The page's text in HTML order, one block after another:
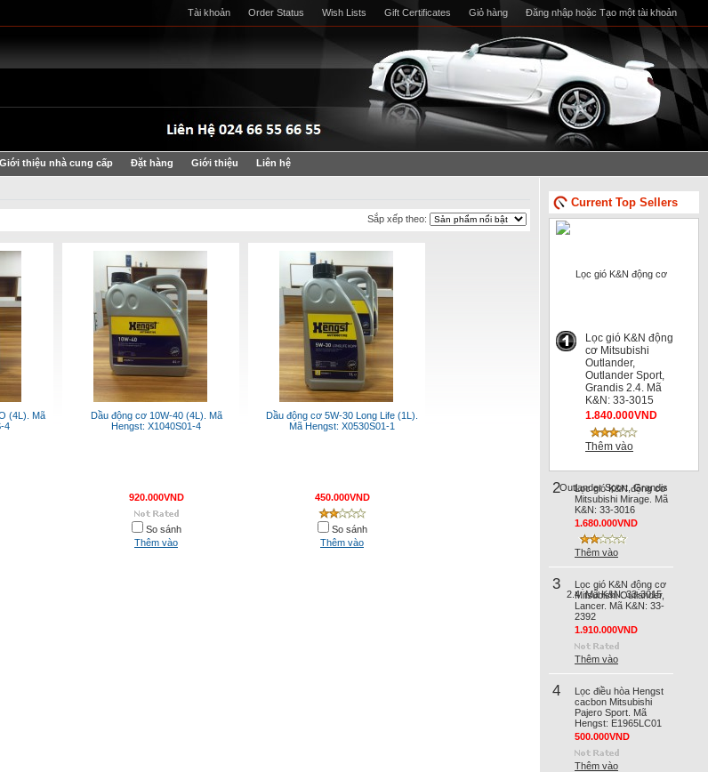
Tài khoản Order Status Wish Lists Gift Certificates Giỏ hàng Đăng nhập hoặc Tạo một tài khoản
Giới thiệu nhà cung cấp Đặt hàng Giới thiệu Liên hệ
Sắp xếp theo:
(4L). Mã
4
Dầu động cơ 10W-40 (4L). Mã
Hengst: X1040S01-4
920.000VND
So sánh
Thêm vào
Dầu động cơ 5W-30 Long Life (1L).
Mã Hengst: X0530S01-1
450.000VND
So sánh
Thêm vào
Current Top Sellers
Lọc gió K&N động
cơ Mitsubishi
Outlander,
Outlander Sport,
Grandis 2.4. Mã
K&N: 33-3015
1.840.000VND
Thêm vào
2
Lọc gió K&N động cơ
Mitsubishi Mirage. Mã
K&N: 33-3016
1.680.000VND
Thêm vào
3
Lọc gió K&N động cơ
Mitsubishi Outlander,
Lancer. Mã K&N: 33-
2392
1.910.000VND
Thêm vào
4
Lọc điều hòa Hengst
cacbon Mitsubishi
Pajero Sport. Mã
Hengst: E1965LC01
500.000VND
Thêm vào